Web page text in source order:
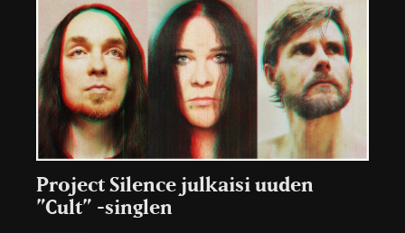
Project Silence julkaisi uuden
”Cult” -singlen